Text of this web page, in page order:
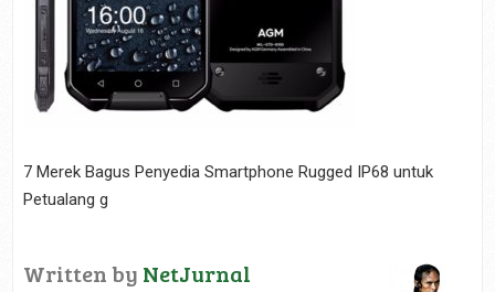
7 Merek Bagus Penyedia Smartphone Rugged IP68 untuk
Petualang g
Written by NetJurnal